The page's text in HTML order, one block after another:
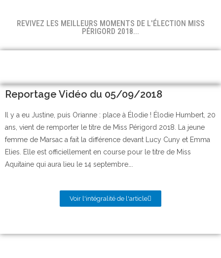
REVIVEZ LES MEILLEURS MOMENTS DE L'ÉLECTION MISS
PÉRIGORD 2018...
Reportage Vidéo du 05/09/2018
Il y a eu Justine, puis Orianne : place à Élodie ! Élodie Humbert, 20
ans, vient de remporter le titre de Miss Périgord 2018. La jeune
femme de Marsac a fait la différence devant Lucy Cuny et Emma
Elies. Elle est officiellement en course pour le titre de Miss
Aquitaine qui aura lieu le 14 septembre….
Voir l'intégralité de l'article